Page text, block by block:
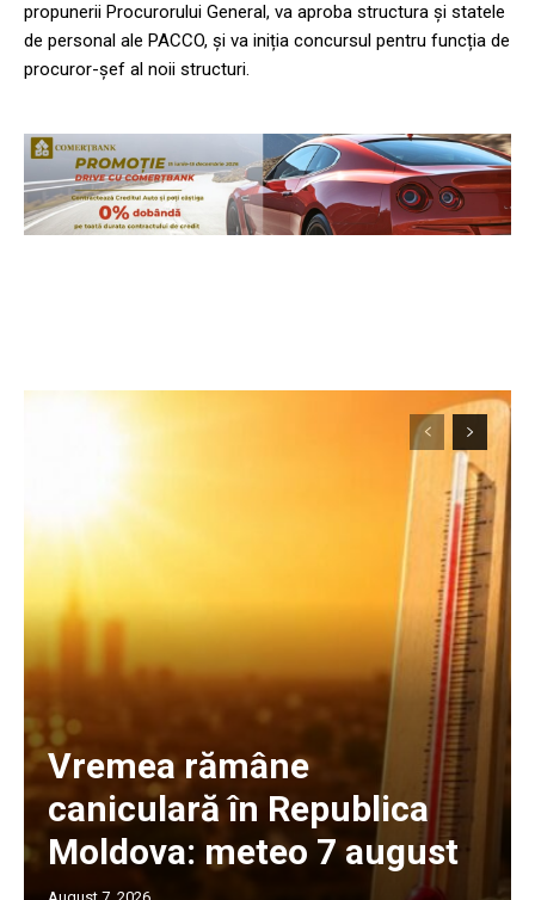
propunerii Procurorului General, va aproba structura și statele
de personal ale PACCO, și va iniția concursul pentru funcția de
procuror-șef al noii structuri.
Vremea rămâne
caniculară în Republica
Moldova: meteo 7 august